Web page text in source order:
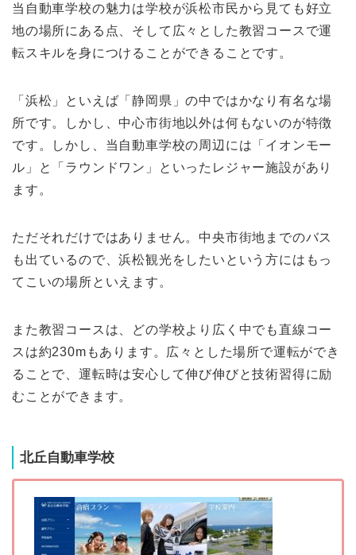
当自動車学校の魅力は学校が浜松市民から見ても好立
地の場所にある点、そして広々とした教習コースで運
転スキルを身につけることができることです。
「浜松」といえば「静岡県」の中ではかなり有名な場
所です。しかし、中心市街地以外は何もないのが特徴
です。しかし、当自動車学校の周辺には「イオンモー
ル」と「ラウンドワン」といったレジャー施設があり
ます。
ただそれだけではありません。中央市街地までのバス
も出ているので、浜松観光をしたいという方にはもっ
てこいの場所といえます。
また教習コースは、どの学校より広く中でも直線コー
スは約230mもあります。広々とした場所で運転ができ
ることで、運転時は安心して伸び伸びと技術習得に励
むことができます。
北丘自動車学校